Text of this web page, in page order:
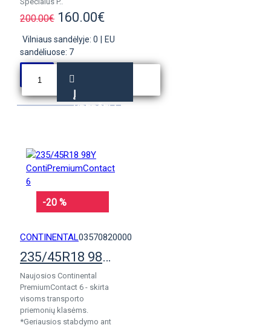
200.00€ 160.00€
Vilniaus sandėlyje: 0
EU
sandėliuose: 7
Į
KREPŠELĮ
-20 %
CONTINENTAL03570820000
235/45R18 98Y ContiPremiumContact 6
Naujosios Continental
PremiumContact 6 - skirta
visoms transporto
priemonių klasėms.
*Geriausios stabdymo ant